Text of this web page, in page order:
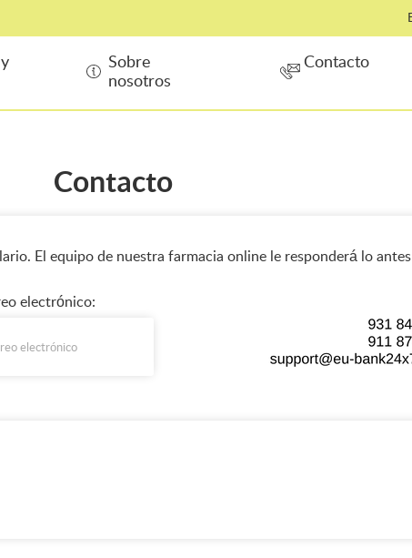
Sobre
nosotros
Contacto
Contacto
El equipo de nuestra farmacia online le responderá lo antes
electrónico: